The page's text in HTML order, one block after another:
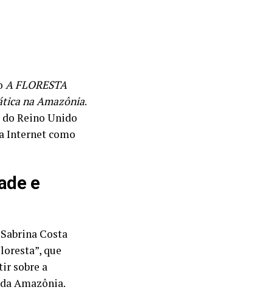
A FLORESTA
na Amazônia.
Reino Unido
Internet como
e
Costa
que
sobre a
Amazônia.